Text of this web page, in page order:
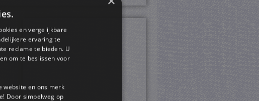
en vergelijkbare
ervaring te
reclame te bieden. U
om te beslissen voor
website en ons merk
Door simpelweg op